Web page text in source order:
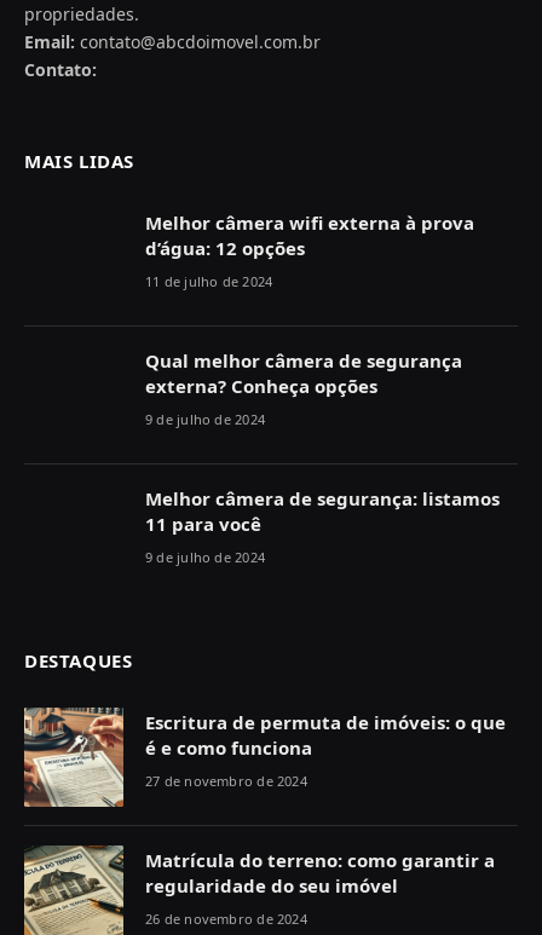
propriedades.
Email: contato@abcdoimovel.com.br
Contato:
MAIS LIDAS
Melhor câmera wifi externa à prova
d’água: 12 opções
11 de julho de 2024
Qual melhor câmera de segurança
externa? Conheça opções
9 de julho de 2024
Melhor câmera de segurança: listamos
11 para você
9 de julho de 2024
DESTAQUES
Escritura de permuta de imóveis: o que
é e como funciona
27 de novembro de 2024
Matrícula do terreno: como garantir a
regularidade do seu imóvel
26 de novembro de 2024